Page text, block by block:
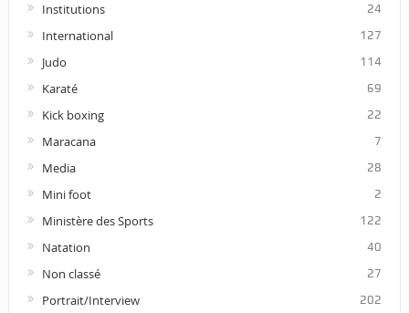
Institutions 24
International 127
Judo 114
Karaté 69
Kick boxing 22
Maracana 7
Media 28
Mini foot 2
Ministère des Sports 122
Natation 40
Non classé 27
Portrait/Interview 202